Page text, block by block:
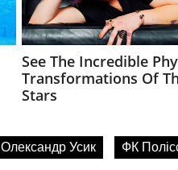
Олександр Усик ФК